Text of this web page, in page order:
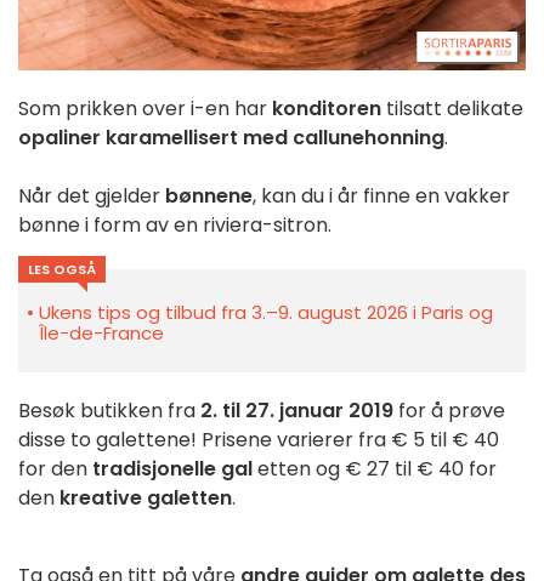
Som prikken over i-en har konditoren tilsatt delikate
opaliner karamellisert med callunehonning.
Når det gjelder bønnene, kan du i år finne en vakker
bønne i form av en riviera-sitron.
LES OGSÅ
Ukens tips og tilbud fra 3.–9. august 2026 i Paris og
Île-de-France
Besøk butikken fra 2. til 27. januar 2019 for å prøve
disse to galettene! Prisene varierer fra € 5 til € 40
for den tradisjonelle galetten og € 27 til € 40 for
den kreative galetten.
Ta også en titt på våre andre guider om galette des